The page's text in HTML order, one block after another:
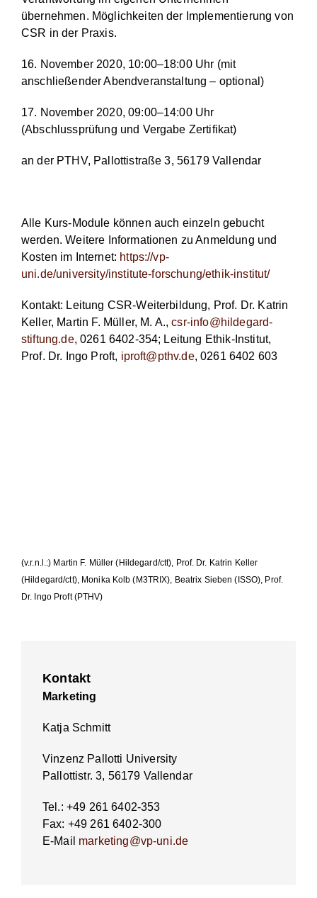
übernehmen. Möglichkeiten der Implementierung von
CSR in der Praxis.
16. November 2020, 10:00–18:00 Uhr (mit
anschließender Abendveranstaltung – optional)
17. November 2020, 09:00–14:00 Uhr
(Abschlussprüfung und Vergabe Zertifikat)
an der PTHV, Pallottistraße 3, 56179 Vallendar
Alle Kurs-Module können auch einzeln gebucht
werden. Weitere Informationen zu Anmeldung und
Kosten im Internet: https://vp-
uni.de/university/institute-forschung/ethik-institut/
Kontakt: Leitung CSR-Weiterbildung, Prof. Dr. Katrin
Keller, Martin F. Müller, M. A.,csr-info@hildegard-
stiftung.de, 0261 6402-354; Leitung Ethik-Institut,
Prof. Dr. Ingo Proft, iproft@pthv.de, 0261 6402 603
(v.r.n.l.:) Martin F. Müller (Hildegard/ctt), Prof. Dr. Katrin Keller
(Hildegard/ctt), Monika Kolb (M3TRIX), Beatrix Sieben (ISSO), Prof.
Dr. Ingo Proft (PTHV)
Kontakt
Marketing
Katja Schmitt
Vinzenz Pallotti University
Pallottistr. 3, 56179 Vallendar
Tel.: +49 261 6402-353
Fax: +49 261 6402-300
E-Mail marketing@vp-uni.de